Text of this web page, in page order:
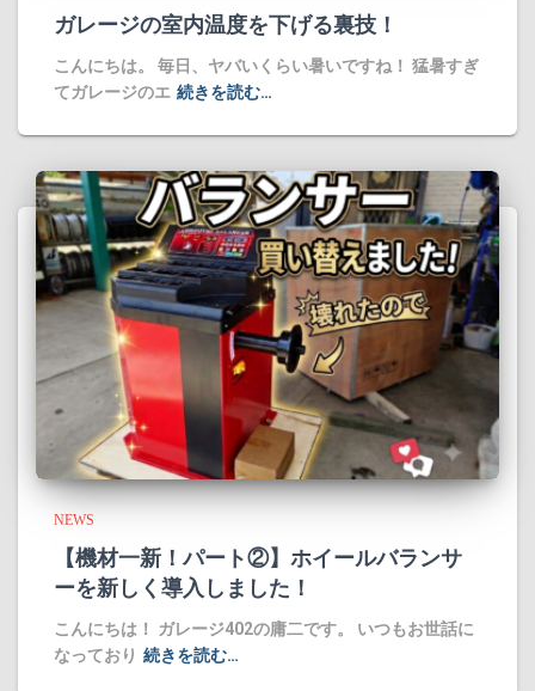
ガレージの室内温度を下げる裏技！
​こんにちは。 毎日、ヤバいくらい暑いですね！ 猛暑すぎ
てガレージのエ 続きを読む…
NEWS
​【機材一新！パート②】ホイールバランサ
ーを新しく導入しました！
​こんにちは！ ガレージ402の庸二です。 ​いつもお世話に
なっており 続きを読む…